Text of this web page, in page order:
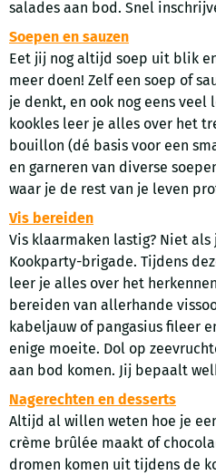
salades aan bod. Snel
Soepen en sauzen
Eet jij nog altijd soep uit blik
meer doen! Zelf een soep of
je denkt, en ook nog eens veel
kookles leer je alles over het
bouillon (dé basis voor een
en garneren van diverse
waar je de rest van je leven
Vis bereiden
Vis klaarmaken lastig? Niet
Kookparty-brigade. Tijdens
leer je alles over het
bereiden van allerhande
kabeljauw of pangasius fileer
enige moeite. Dol op
aan bod komen. Jij bepaalt
Nagerechten en desserts
Altijd al willen weten hoe je
crème brûlée maakt of
dromen komen uit tijdens de